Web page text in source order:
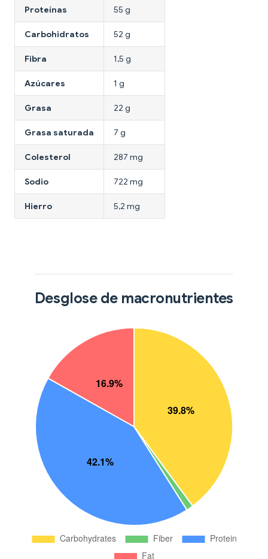
Proteínas 55 g
Carbohidratos 52 g
Fibra 1,5 g
Azúcares 1 g
Grasa 22 g
Grasa saturada 7 g
Colesterol 287 mg
Sodio 722 mg
Hierro 5,2 mg
Desglose de macronutrientes